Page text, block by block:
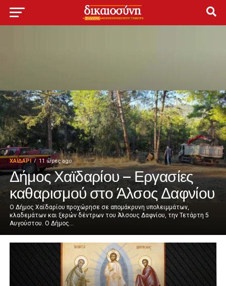
ΧΑΪΔΑΡΙ 11 ώρες ago
Δήμος Χαϊδαρίου – Εργασίες
καθαρισμού στο Άλσος Δαφνίου
Ο Δήμος Χαϊδαρίου προχώρησε σε απομάκρυνη υπολειμμάτων,
κλαδεμάτων και ξερών δέντρων του Άλσους Δαφνίου, την Τετάρτη 5
Αυγούστου. Ο Δήμος...